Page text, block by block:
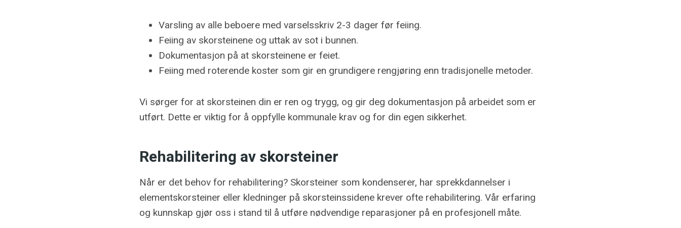
Varsling av alle beboere med varselsskriv 2-3 dager før feiing.
Feiing av skorsteinene og uttak av sot i bunnen.
Dokumentasjon på at skorsteinene er feiet.
Feiing med roterende koster som gir en grundigere rengjøring enn tradisjonelle metoder.
Vi sørger for at skorsteinen din er ren og trygg, og gir deg dokumentasjon på arbeidet som er
utført. Dette er viktig for å oppfylle kommunale krav og for din egen sikkerhet.
Rehabilitering av skorsteiner
Når er det behov for rehabilitering? Skorsteiner som kondenserer, har sprekkdannelser i
elementskorsteiner eller kledninger på skorsteinssidene krever ofte rehabilitering. Vår erfaring
og kunnskap gjør oss i stand til å utføre nødvendige reparasjoner på en profesjonell måte.